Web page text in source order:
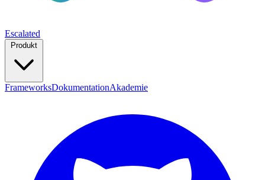
Escalated
FrameworksDokumentationAkademie